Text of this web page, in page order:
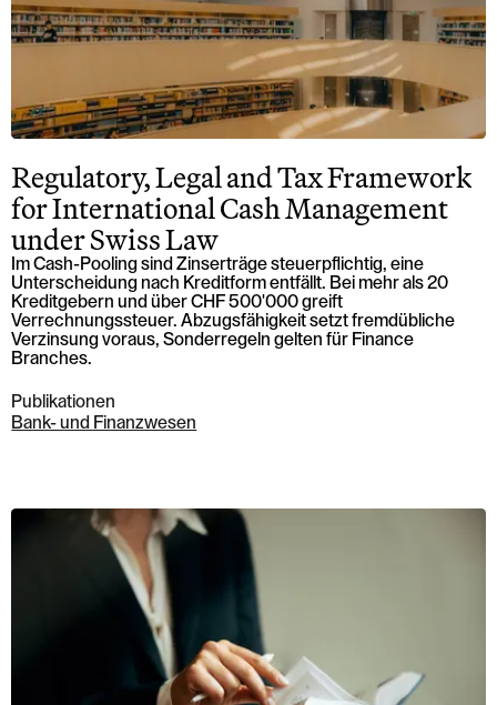
Regulatory, Legal and Tax Framework
for International Cash Management
under Swiss Law
Im Cash-Pooling sind Zinserträge steuerpflichtig, eine
Unterscheidung nach Kreditform entfällt. Bei mehr als 20
Kreditgebern und über CHF 500'000 greift
Verrechnungssteuer. Abzugsfähigkeit setzt fremdübliche
Verzinsung voraus, Sonderregeln gelten für Finance
Branches.
Publikationen
Bank- und Finanzwesen